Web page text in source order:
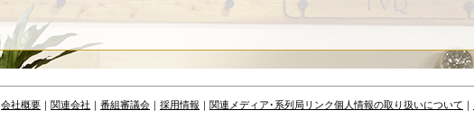
会社概要 ｜ 関連会社 ｜ 番組審議会 ｜ 採用情報 ｜ 関連メディア･系列局リンク個人情報の取り扱いについて ｜